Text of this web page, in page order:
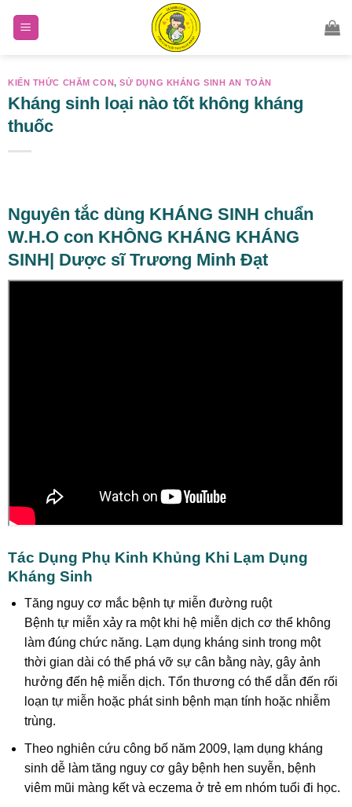
KIẾN THỨC CHĂM CON,SỬ DỤNG KHÁNG SINH AN TOÀN
Kháng sinh loại nào tốt không kháng
thuốc
Nguyên tắc dùng KHÁNG SINH chuẩn
W.H.O con KHÔNG KHÁNG KHÁNG
SINH| Dược sĩ Trương Minh Đạt
Tác Dụng Phụ Kinh Khủng Khi Lạm Dụng
Kháng Sinh
Tăng nguy cơ mắc bệnh tự miễn đường ruột
Bệnh tự miễn xảy ra một khi hệ miễn dịch cơ thể không
làm đúng chức năng. Lạm dụng kháng sinh trong một
thời gian dài có thể phá vỡ sự cân bằng này, gây ảnh
hưởng đến hệ miễn dịch. Tổn thương có thể dẫn đến rối
loạn tự miễn hoặc phát sinh bệnh mạn tính hoặc nhiễm
trùng.
Theo nghiên cứu công bố năm 2009, lạm dụng kháng
sinh dễ làm tăng nguy cơ gây bệnh hen suyễn, bệnh
viêm mũi màng kết và eczema ở trẻ em nhóm tuổi đi học.